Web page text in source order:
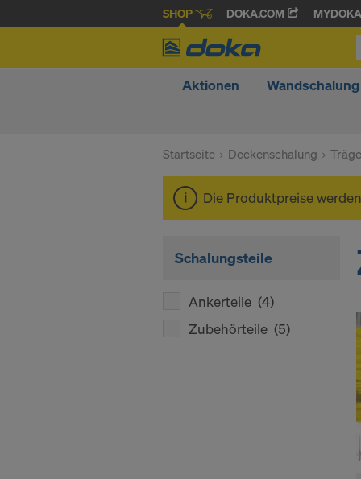
SHOP DOKA.COM MYDOKA
Aktionen Wandschalung
Startseite Deckenschalung
Die Produktpreise
Schalungsteile
Ankerteile (4)
Zubehörteile (5)